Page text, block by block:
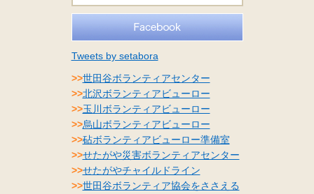
Tweets by setabora
>>世田谷ボランティアセンター
>>北沢ボランティアビューロー
>>玉川ボランティアビューロー
>>烏山ボランティアビューロー
>>砧ボランティアビューロー準備室
>>せたがや災害ボランティアセンター
>>せたがやチャイルドライン
>>世田谷ボランティア協会をささえる